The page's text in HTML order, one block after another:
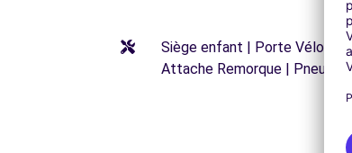
Siège enfant | Porte Vélos |
Attache Remorque | Pneus